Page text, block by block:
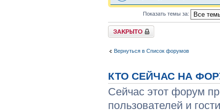
Показать темы за:
Форум закрыт
Вернуться в Список форумов
КТО СЕЙЧАС НА
Сейчас этот форум
пользователей и